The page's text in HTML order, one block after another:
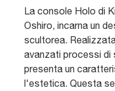
La console Holo di
Oshiro, incarna un
scultorea.
avanzati processi di
presenta un
l'estetica. Questa